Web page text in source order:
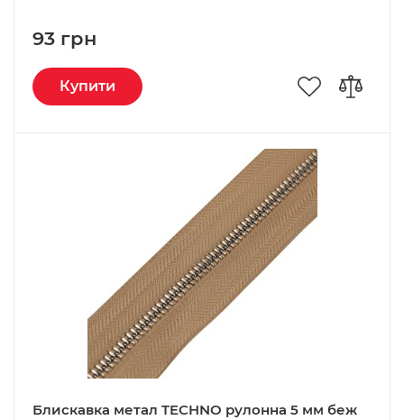
93 грн
Купити
Блискавка метал TECHNO рулонна 5 мм беж